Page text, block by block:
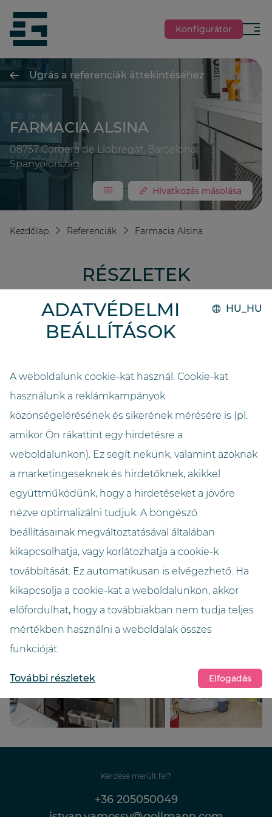
siteLogo
Konfigurátor
Menü
Ugrás a referenciák áttekintéséhez
FARMACIA ALSINA
08757 Corbera de Llobregat, Barcelona,
Spanyolország
Hivatkozás másolása
Kezdőlap Referenciák Farmacia Alsina
RÉSZLETEK
Kivitelezés
Rendszer
Kapacitás
16000
Hosszúság (méter)
Szélesség (méter)
3,1
Magasság (méter)
2,7
Kérdése merült fel?
+36 205050049
ADATVÉDELMI
BEÁLLÍTÁSOK
HU_HU
A weboldalunk cookie-kat használ. Cookie-kat
használunk a reklámkampányok
közönségelérésének és sikerének mérésére is (pl.
amikor Ön rákattint egy hirdetésre a
weboldalunkon). Ez segít nekünk, valamint azoknak
a marketingeseknek és hirdetőknek, akikkel
együttműködünk, hogy a hirdetéseket a jövőre
nézve optimalizálni tudjuk. A böngésző
beállításainak megváltoztatásával általában
kikapcsolhatja, vagy korlátozhatja a cookie-k
továbbítását. Ez automatikusan is elvégezhető. Ha
kikapcsolja a cookie-kat a weboldalunkon, akkor
előfordulhat, hogy a továbbiakban nem tudja teljes
mértékben használni a weboldalak összes
funkcióját.
További részletek Elfogadás